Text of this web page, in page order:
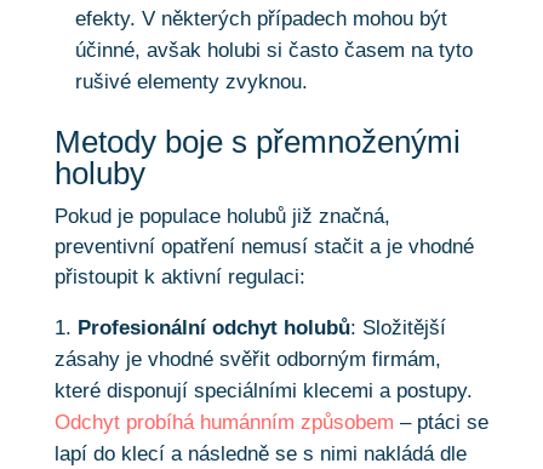
efekty. V některých případech mohou být
účinné, avšak holubi si často časem na tyto
rušivé elementy zvyknou.
Metody boje s přemnoženými
holuby
Pokud je populace holubů již značná,
preventivní opatření nemusí stačit a je vhodné
přistoupit k aktivní regulaci:
Profesionální odchyt holubů: Složitější
zásahy je vhodné svěřit odborným firmám,
které disponují speciálními klecemi a postupy.
Odchyt probíhá humánním způsobem – ptáci se
lapí do klecí a následně se s nimi nakládá dle